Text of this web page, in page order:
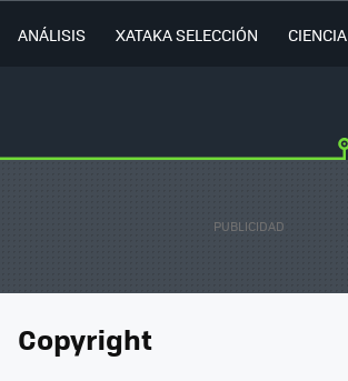
ANÁLISIS XATAKA SELECCIÓN CIENCIA
Copyright